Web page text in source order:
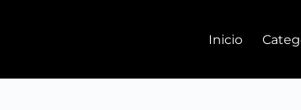
Inicio